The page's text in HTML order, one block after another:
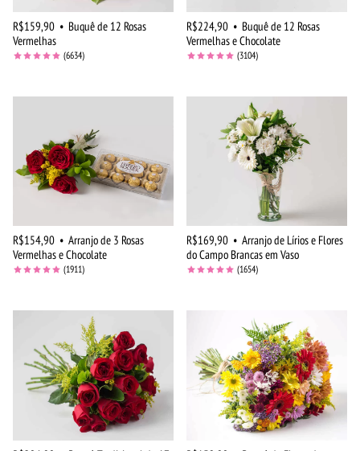
R$159,90 • Buquê de 12 Rosas
Vermelhas
(6634)
R$224,90 • Buquê de 12 Rosas
Vermelhas e Chocolate
(3104)
R$154,90 • Arranjo de 3 Rosas
Vermelhas e Chocolate
(1911)
R$169,90 • Arranjo de Lírios e Flores
do Campo Brancas em Vaso
(1654)